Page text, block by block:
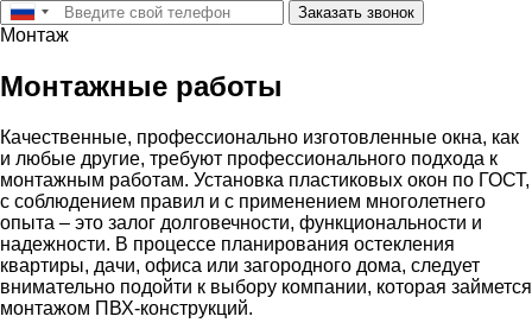
Заказать звонок
Монтаж
Монтажные работы
Качественные, профессионально изготовленные окна, как
и любые другие, требуют профессионального подхода к
монтажным работам. Установка пластиковых окон по ГОСТ,
с соблюдением правил и с применением многолетнего
опыта – это залог долговечности, функциональности и
надежности. В процессе планирования остекления
квартиры, дачи, офиса или загородного дома, следует
внимательно подойти к выбору компании, которая займется
монтажом ПВХ-конструкций.